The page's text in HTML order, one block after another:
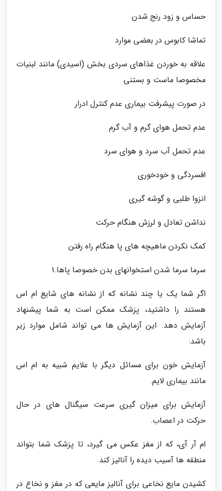
حساس و زود رنج شدن
تماشا کابوس در بعضی موارد
علاقه به خوردن غذاهای سردی بخش (اسیدی) مانند لبنیات
مخصوصا ماست و بستنی
در صورت پیشرفت بیماری عدم کنترل ادرار
عدم تحمل هوای گرم و آب گرم
عدم تحمل آب سرد و هوای سرد
افسردگی و خودخوری
انزوا طلبی و گوشه گیری
نداشن تعادل و لرزش هنگام حرکت
کمک نکردن ماهیچه های پا هنگام راه رفتن
سرما سرما شدن استخوانهای بدن خصوصا پاها.1
اگر شما یک یا چند نشانه که از نشانه های شایع ام اس
هستند را داشتید، پزشک ممکن است به شما پیشنهاد
آزمایش دهد. این آزمایش ها می تواند شامل موارد زیر
باشد:
آزمایش خون برای مسائل دیگر با علایم شبیه به ام اس
مانند بیماری لایم.
آزمایش برای میزان گیری سرعت سیگنال های در حال
حرکت در اعصاب.
ام آر آی، که از مغز عکس می گیرد، تا پزشک شما بتواند
منطقه ها آسیب دیده را آنالیز کند.
کشیدن مایع نخاعی برای آنالیز مایعی که در مغز و نخاع در